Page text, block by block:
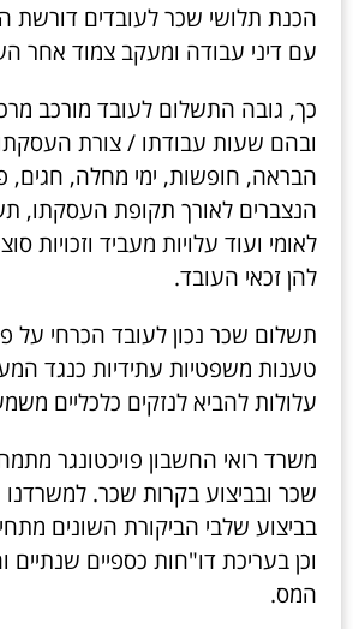
הכנת תלושי שכר לעובדים דורשת
עם דיני עבודה ומעקב צמוד אחר
כך, גובה התשלום לעובד מורכב
ובהם שעות עבודתו / צורת
הבראה, חופשות, ימי מחלה, חגים,
הנצברים לאורך תקופת העסקתו,
לאומי ועוד עלויות מעביד וזכויות
להן זכאי העובד.
תשלום שכר נכון לעובד הכרחי על
טענות משפטיות עתידיות כנגד
עלולות להביא לנזקים כלכליים
משרד רואי החשבון פויכטונגר
שכר ובביצוע בקרות שכר. למשרדנו
בביצוע שלבי הביקורת השונים
וכן בעריכת דו"חות כספיים
המס.